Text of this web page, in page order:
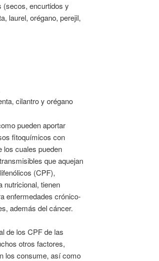
(secos, encurtidos y
laurel, orégano, perejil,
cilantro y orégano
pueden aportar
fitoquímicos con
los cuales pueden
que aquejan
(CPF),
nutricional, tienen
enfermedades crónico-
además del cáncer.
de los CPF de las
otros factores,
los consume, así como